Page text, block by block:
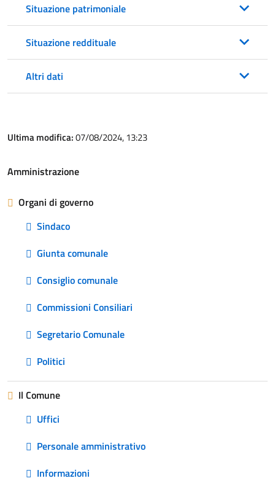
Situazione patrimoniale
Situazione reddituale
Altri dati
Ultima modifica:07/08/2024, 13:23
Amministrazione
Organi di governo
Sindaco
Giunta comunale
Consiglio comunale
Commissioni Consiliari
Segretario Comunale
Politici
Il Comune
Uffici
Personale amministrativo
Informazioni